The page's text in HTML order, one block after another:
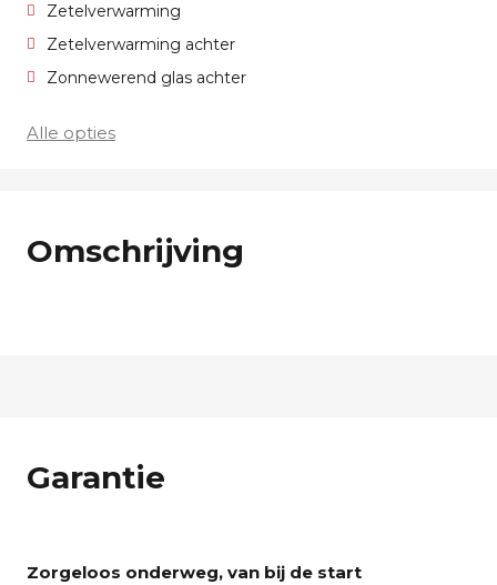
Zetelverwarming
Zetelverwarming achter
Zonnewerend glas achter
Alle opties
Omschrijving
Garantie
Zorgeloos onderweg, van bij de start